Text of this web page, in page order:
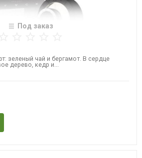
Под заказ
зеленый чай и бергамот. В сердце
дерево, кедр и...